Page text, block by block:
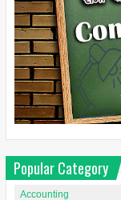
Popular Category
Accounting